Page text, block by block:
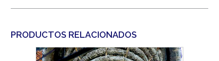
PRODUCTOS RELACIONADOS